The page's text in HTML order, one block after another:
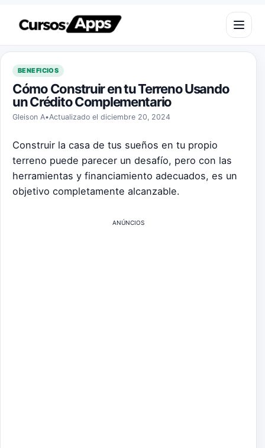
Saltar al contenido
Abrir
BENEFICIOS
Cómo Construir en tu Terreno Usando
un Crédito Complementario
Gleison A•Actualizado el diciembre 20, 2024
Construir la casa de tus sueños en tu propio
terreno puede parecer un desafío, pero con las
herramientas y financiamiento adecuados, es un
objetivo completamente alcanzable.
ANÚNCIOS